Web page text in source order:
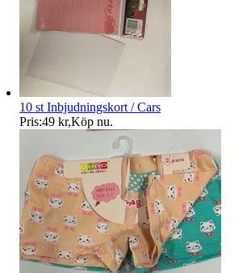
10 st Inbjudningskort / Cars
Pris:49 kr,Köp nu.